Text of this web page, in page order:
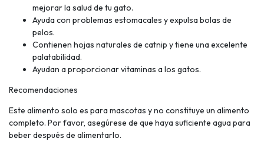
mejorar la salud de tu gato.
Ayuda con problemas estomacales y expulsa bolas de
pelos.
Contienen hojas naturales de catnip y tiene una excelente
palatabilidad.
Ayudan a proporcionar vitaminas a los gatos.
Recomendaciones
Este alimento solo es para mascotas y no constituye un alimento
completo. Por favor, asegúrese de que haya suficiente agua para
beber después de alimentarlo.